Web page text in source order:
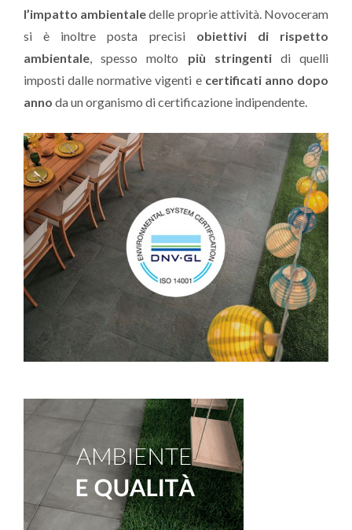
l’impatto ambientaledelle proprie attività. Novoceram
si è inoltre posta precisi obiettivi di rispetto
ambientale, spesso molto più stringentidi quelli
imposti dalle normative vigenti ecertificati anno dopo
anno da un organismo di certificazione indipendente.